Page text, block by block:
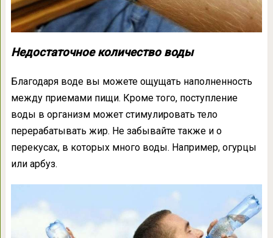
Недостаточное количество воды
Благодаря воде вы можете ощущать наполненность
между приемами пищи. Кроме того, поступление
воды в организм может стимулировать тело
перерабатывать жир. Не забывайте также и о
перекусах, в которых много воды. Например, огурцы
или арбуз.